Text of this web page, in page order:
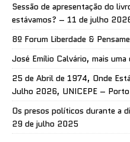
Sessão de apresentação do
estávamos? – 11 de julho
8º Forum Liberdade &
José Emílio Calvário, mais
25 de Abril de 1974, Onde
Julho 2026, UNICEPE – Porto
Os presos políticos durante a
29 de julho 2025